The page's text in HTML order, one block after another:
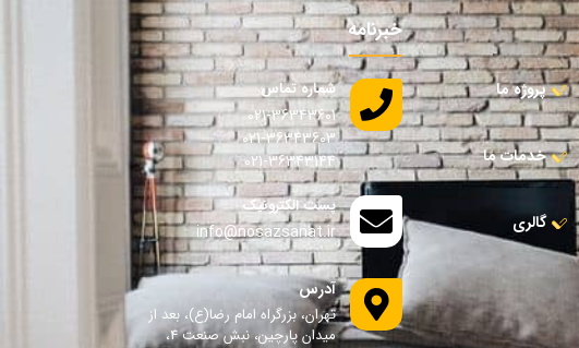
پروژه ما
خدمات ما
گالری
خبرنامه
شماره تماس
021-36343601
021-36343603
021-36343144
پست الکترونیک
info@nosazsanat.ir
آدرس
تهران، بزرگراه امام رضا(ع)، بعد از
میدان پارچین، نبش صنعت 4،